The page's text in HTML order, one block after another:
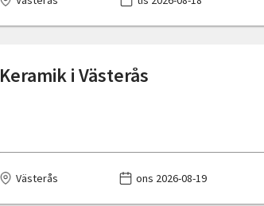
Keramik i Västerås
Västerås ons 2026-08-19